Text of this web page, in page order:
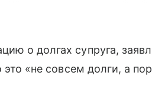
о долгах супруга,
«не совсем долги, а